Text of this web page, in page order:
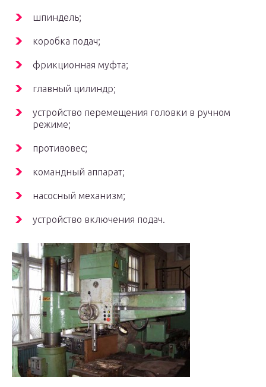
шпиндель;
коробка подач;
фрикционная муфта;
главный цилиндр;
устройство перемещения головки в ручном
режиме;
противовес;
командный аппарат;
насосный механизм;
устройство включения подач.